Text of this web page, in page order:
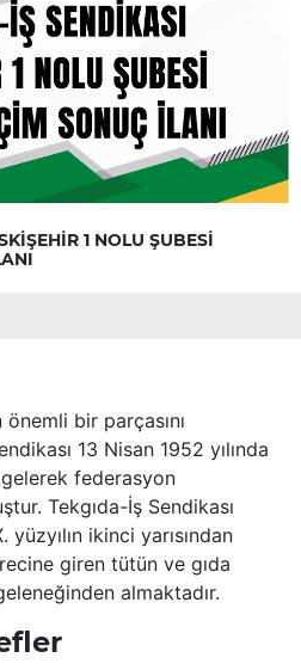
1 NOLU ŞUBESİ
bir parçasını
13 Nisan 1952 yılında
federasyon
Tekgıda-İş Sendikası
ikinci yarısından
giren tütün ve gıda
almaktadır.